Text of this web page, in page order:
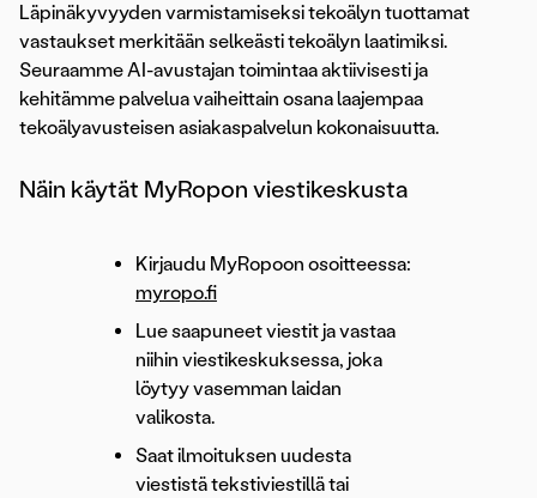
Läpinäkyvyyden varmistamiseksi tekoälyn tuottamat
vastaukset merkitään selkeästi tekoälyn laatimiksi.
Seuraamme AI-avustajan toimintaa aktiivisesti ja
kehitämme palvelua vaiheittain osana laajempaa
tekoälyavusteisen asiakaspalvelun kokonaisuutta.
Näin käytät MyRopon viestikeskusta
Kirjaudu MyRopoon osoitteessa:
myropo.fi
Lue saapuneet viestit ja vastaa
niihin viestikeskuksessa, joka
löytyy vasemman laidan
valikosta.
Saat ilmoituksen uudesta
viestistä tekstiviestillä tai